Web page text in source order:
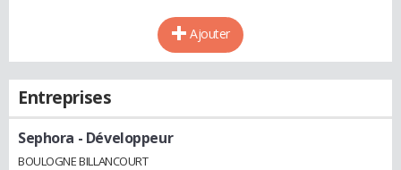
Ajouter
Entreprises
Sephora - Développeur
BOULOGNE BILLANCOURT